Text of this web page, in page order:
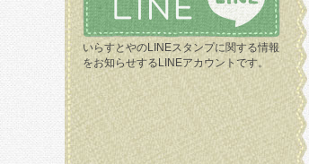
いらすとやのLINEスタンプに関する情報
をお知らせするLINEアカウントです。